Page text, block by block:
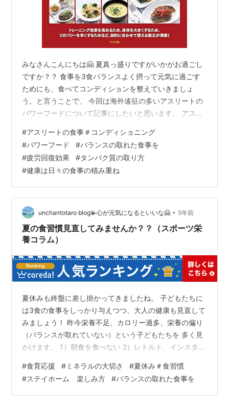
みなさんこんにちは🤗 夏真っ盛りですがいかがお過ごし
ですか？？ 食事を3食バランスよく摂って元気に過ごす
ためにも、食べてコンディションを整えていきましょ
う。と言うことで、 今回は海外遠征の多いアスリートの
パワーフードについて記事にしたいと思います。 アスリ
でも100日位しか日本🇯🇵に居れないと言う人もいる。
これだけ、自分の母国から離れてしまうと言うこともあ
り、日本の🍱和食をはじめとする ソウルフードを自由に
食べることができるであろうか？ 確かに遠征先でも和食
を食べることができるかもしれませんが、帰国している
時になるべく日本食の栄養を摂り疲労回…
#アスリートの食事＃コンディショニング
#パワーフード #バランスの取れた食事を
#疲労回復効果 #タンパク質の取り方
#健康は日々の食事の積み重ね
unchantotaro blog💫心が元気になるといいな🤗 • 5年前
夏の食習慣見直してみませんか？？（スポーツ栄
養コラム）
夏休みも終盤に差し掛かってきましたね。 子どもたちに
は3食の食事をしっかり与えつつ、大人の健康も見直して
みましょう！ 昨今栄養不足、カロリー過多、栄養の偏り
（バランスが取れていない）という子どもたちを 多く見
かけます。 1）朝食を食べない 2）レトルト、インスタン
い（あるいは3食食べていない） インスタント食品も最
近は技術も進化し、減塩であったりカロリー計算もされ
ているものも多く手軽に撮れる食品だと思います。わた
#食育応援 #ミネラルの大切さ #夏休み＃食習慣
#ステイホーム 楽しみ方 #バランスの取れた食事を